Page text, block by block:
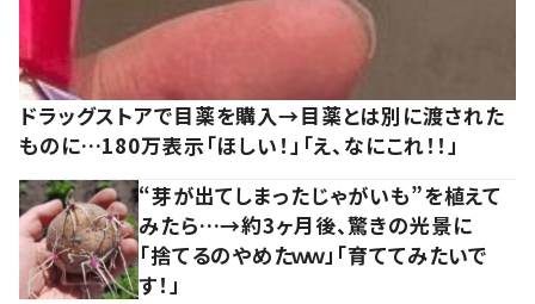
ドラッグストアで目薬を購入→目薬とは別に渡された
ものに…180万表示「ほしい！」「え、なにこれ！！」
“芽が出てしまったじゃがいも”を植えて
みたら…→約3ヶ月後、驚きの光景に
「捨てるのやめたｗｗ」「育ててみたいで
す！」